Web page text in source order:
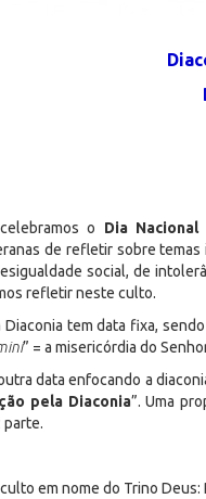
o Dia Nacional
de refletir sobre temas
social, de
refletir neste culto.
Diaconia tem data fixa,
” = a misericórdia do
data enfocando a
pela Diaconia”. Uma
parte.
em nome do Trino Deus: